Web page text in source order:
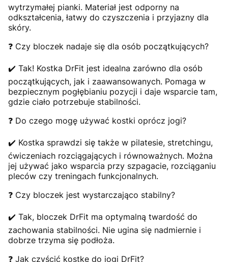
wytrzymałej pianki. Materiał jest odporny na
odkształcenia, łatwy do czyszczenia i przyjazny dla
skóry.
❓ Czy bloczek nadaje się dla osób początkujących?
✔️ Tak! Kostka DrFit jest idealna zarówno dla osób
początkujących, jak i zaawansowanych. Pomaga w
bezpiecznym pogłębianiu pozycji i daje wsparcie tam,
gdzie ciało potrzebuje stabilności.
❓ Do czego mogę używać kostki oprócz jogi?
✔️ Kostka sprawdzi się także w pilatesie, stretchingu,
ćwiczeniach rozciągających i równoważnych. Można
jej używać jako wsparcia przy szpagacie, rozciąganiu
pleców czy treningach funkcjonalnych.
❓ Czy bloczek jest wystarczająco stabilny?
✔️ Tak, bloczek DrFit ma optymalną twardość do
zachowania stabilności. Nie ugina się nadmiernie i
dobrze trzyma się podłoża.
❓ Jak czyścić kostkę do jogi DrFit?